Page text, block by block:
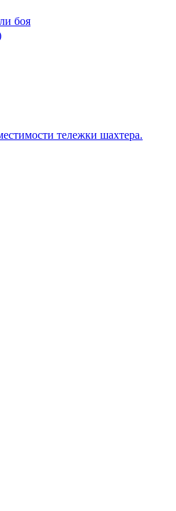
боя
тележки шахтера.